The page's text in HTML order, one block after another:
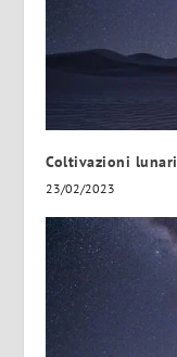
Coltivazioni lunari
23/02/2023